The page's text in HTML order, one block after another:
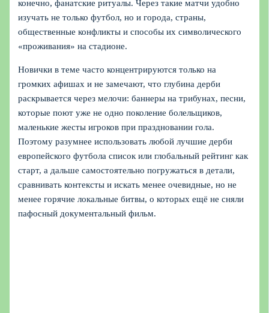
конечно, фанатские ритуалы. Через такие матчи удобно
изучать не только футбол, но и города, страны,
общественные конфликты и способы их символического
«проживания» на стадионе.
Новички в теме часто концентрируются только на
громких афишах и не замечают, что глубина дерби
раскрывается через мелочи: баннеры на трибунах, песни,
которые поют уже не одно поколение болельщиков,
маленькие жесты игроков при праздновании гола.
Поэтому разумнее использовать любой лучшие дерби
европейского футбола список или глобальный рейтинг как
старт, а дальше самостоятельно погружаться в детали,
сравнивать контексты и искать менее очевидные, но не
менее горячие локальные битвы, о которых ещё не сняли
пафосный документальный фильм.